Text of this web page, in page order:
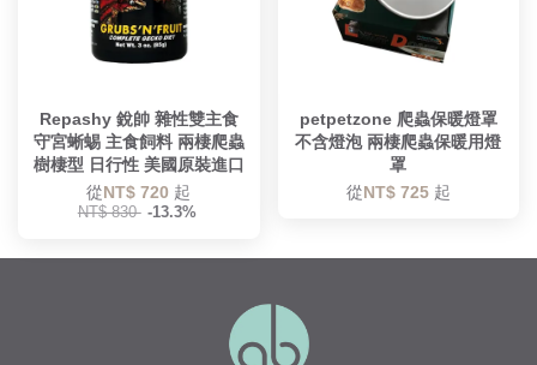
Repashy 銳帥 雜性雙主食
守宮蜥蜴 主食飼料 兩棲爬蟲
樹棲型 日行性 美國原裝進口
從NT$ 720 起
NT$ 830 -13.3%
petpetzone 爬蟲保暖燈罩
不含燈泡 兩棲爬蟲保暖用燈
罩
從NT$ 725 起